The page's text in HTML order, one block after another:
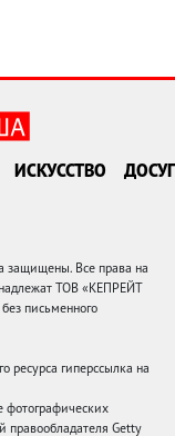
ИСКУССТВО ДОСУГ
Все права на
ТОВ «КЕПРЕЙТ
письменного
ресурса гиперссылка на
фотографических
правообладателя Getty